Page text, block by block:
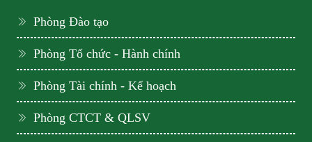
Phòng Đào tạo
Phòng Tổ chức - Hành chính
Phòng Tài chính - Kế hoạch
Phòng CTCT & QLSV